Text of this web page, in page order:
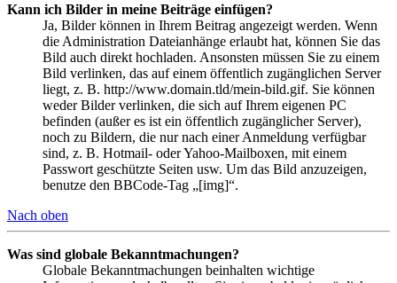
Kann ich Bilder in meine Beiträge einfügen?
Ja, Bilder können in Ihrem Beitrag angezeigt werden. Wenn
die Administration Dateianhänge erlaubt hat, können Sie das
Bild auch direkt hochladen. Ansonsten müssen Sie zu einem
Bild verlinken, das auf einem öffentlich zugänglichen Server
liegt, z. B. http://www.domain.tld/mein-bild.gif. Sie können
weder Bilder verlinken, die sich auf Ihrem eigenen PC
befinden (außer es ist ein öffentlich zugänglicher Server),
noch zu Bildern, die nur nach einer Anmeldung verfügbar
sind, z. B. Hotmail- oder Yahoo-Mailboxen, mit einem
Passwort geschützte Seiten usw. Um das Bild anzuzeigen,
benutze den BBCode-Tag „[img]“.
Nach oben
Was sind globale Bekanntmachungen?
Globale Bekanntmachungen beinhalten wichtige